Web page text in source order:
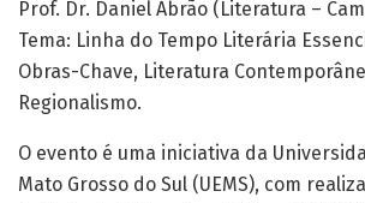
Prof. Dr. Daniel Abrão (Literatura –
Tema: Linha do Tempo Literária
Obras-Chave, Literatura
Regionalismo.
O evento é uma iniciativa da
Mato Grosso do Sul (UEMS), com